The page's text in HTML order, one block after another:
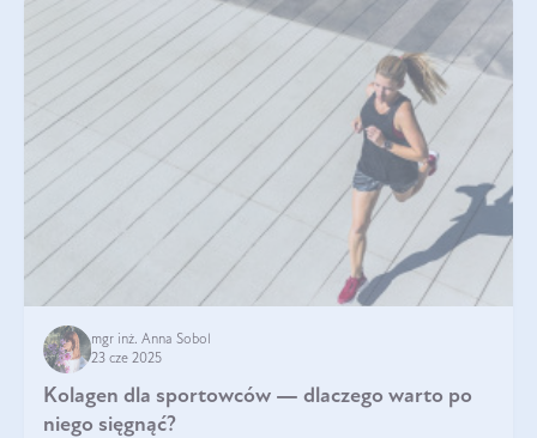
mgr inż. Anna Sobol
23 cze 2025
Kolagen dla sportowców — dlaczego warto po
niego sięgnąć?